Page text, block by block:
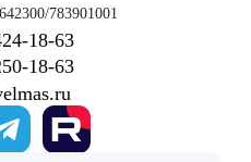
783901001